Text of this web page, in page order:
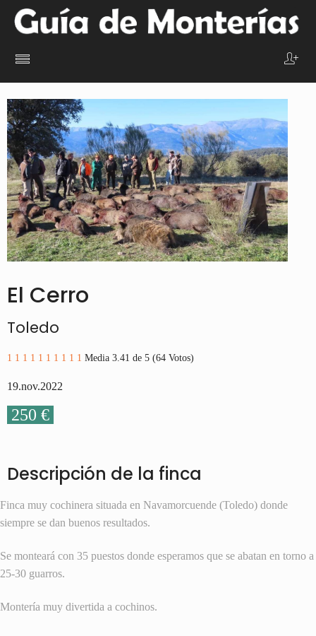
El Cerro
Toledo
1 1 1 1 1 1 1 1 1 1 Media 3.41 de 5 (64 Votos)
19.nov.2022
250 €
Descripción de la finca
Finca muy cochinera situada en Navamorcuende (Toledo) donde
siempre se dan buenos resultados.
Se monteará con 35 puestos donde esperamos que se abatan en torno a
25-30 guarros.
Montería muy divertida a cochinos.